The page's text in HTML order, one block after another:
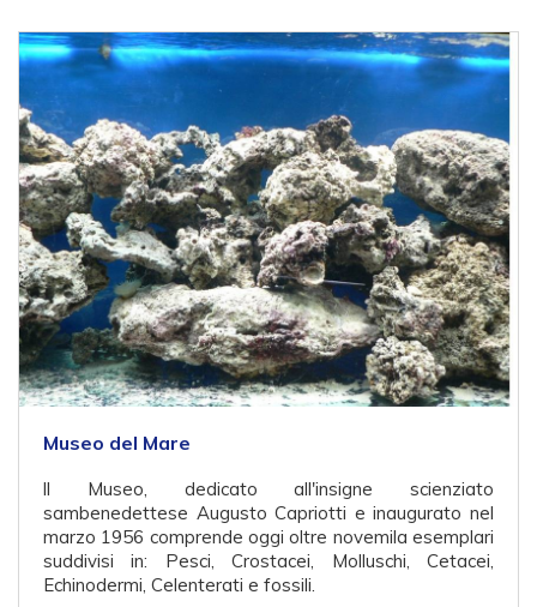
Museo del Mare
ll Museo, dedicato all'insigne scienziato
sambenedettese Augusto Capriotti e inaugurato nel
marzo 1956 comprende oggi oltre novemila esemplari
suddivisi in: Pesci, Crostacei, Molluschi, Cetacei,
Echinodermi, Celenterati e fossili.